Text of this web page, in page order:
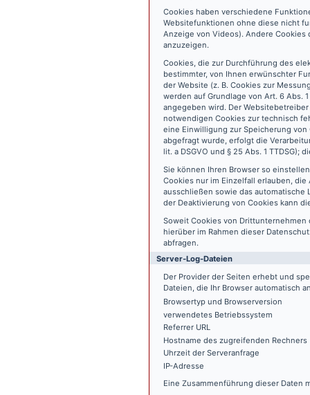
Cookies haben verschiedene
Websitefunktionen ohne diese nicht
Anzeige von Videos). Andere
anzuzeigen.
Cookies, die zur Durchführung des
bestimmter, von Ihnen erwünschter
der Website (z. B. Cookies zur
werden auf Grundlage von Art. 6 Abs.
angegeben wird. Der
notwendigen Cookies zur technisch
eine Einwilligung zur Speicherung
abgefragt wurde, erfolgt die
lit. a DSGVO und § 25 Abs. 1
Sie können Ihren Browser so
Cookies nur im Einzelfall erlauben,
ausschließen sowie das automatische
der Deaktivierung von Cookies kann
Soweit Cookies von
hierüber im Rahmen dieser
abfragen.
Server-Log-Dateien
Der Provider der Seiten erhebt und
Dateien, die Ihr Browser automatisch
Browsertyp und Browserversion
verwendetes Betriebssystem
Referrer URL
Hostname des zugreifenden Rechners
Uhrzeit der Serveranfrage
IP-Adresse
Eine Zusammenführung dieser Daten